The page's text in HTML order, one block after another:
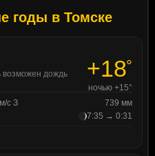
годы в Томске
возможен дождь +18°
ночью +15°
с З
739 мм
7:35 → 0:31